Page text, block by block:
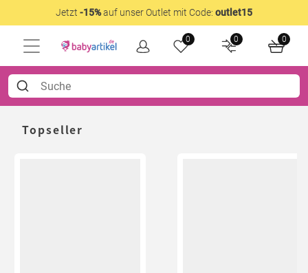
Jetzt -15%auf unser Outlet mit Code: outlet15
0 0 0
Topseller